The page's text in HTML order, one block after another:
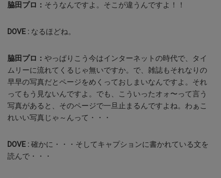
脇田プロ： そうなんですよ。そこが違うんですよ！！
DOVE : なるほどね。
脇田プロ： やっぱりこう今はインターネットの時代で、タイ
ムリーに流れてくるじゃ無いですか。で、雑誌もそれなりの
早早の写真だとページをめくっておしまいなんですよ。それ
ってもう見ないんですよ。でも、こういったオォ〜って言う
写真があると、そのページで一旦止まるんですよね。わぁこ
れいい写真じゃ～んって・・・
DOVE : 確かに・・・そしてキャプションに書かれている文を
読んで・・・